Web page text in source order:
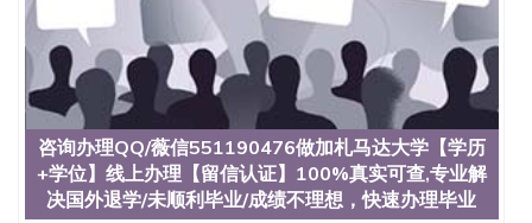
咨询办理QQ/薇信551190476做加札马达大学【学历
+学位】线上办理【留信认证】100%真实可查,专业解
决国外退学/未顺利毕业/成绩不理想，快速办理毕业